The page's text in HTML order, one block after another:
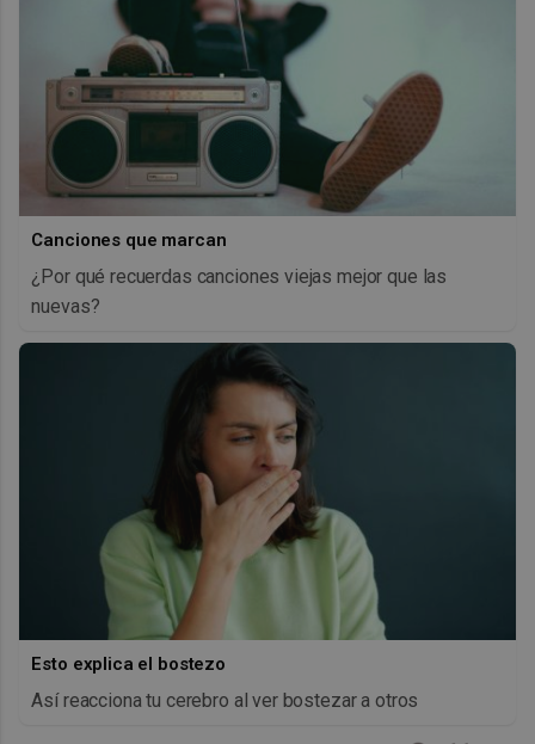
Canciones que marcan
¿Por qué recuerdas canciones viejas mejor que las
nuevas?
Esto explica el bostezo
Así reacciona tu cerebro al ver bostezar a otros